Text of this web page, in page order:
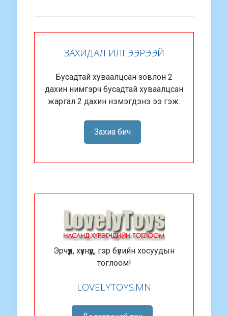
ЗАХИДАЛ ИЛГЭЭРЭЭЙ
Бусадтай хуваалцсан зовлон 2
дахин нимгэрч бусадтай хуваалцсан
жаргал 2 дахин нэмэгдэнэ ээ гэж.
Захиа бич
Эрчүүд, хүүхнүүд, гэр бүлийн хосуудын
тоглоом!
LOVELYTOYS.MN